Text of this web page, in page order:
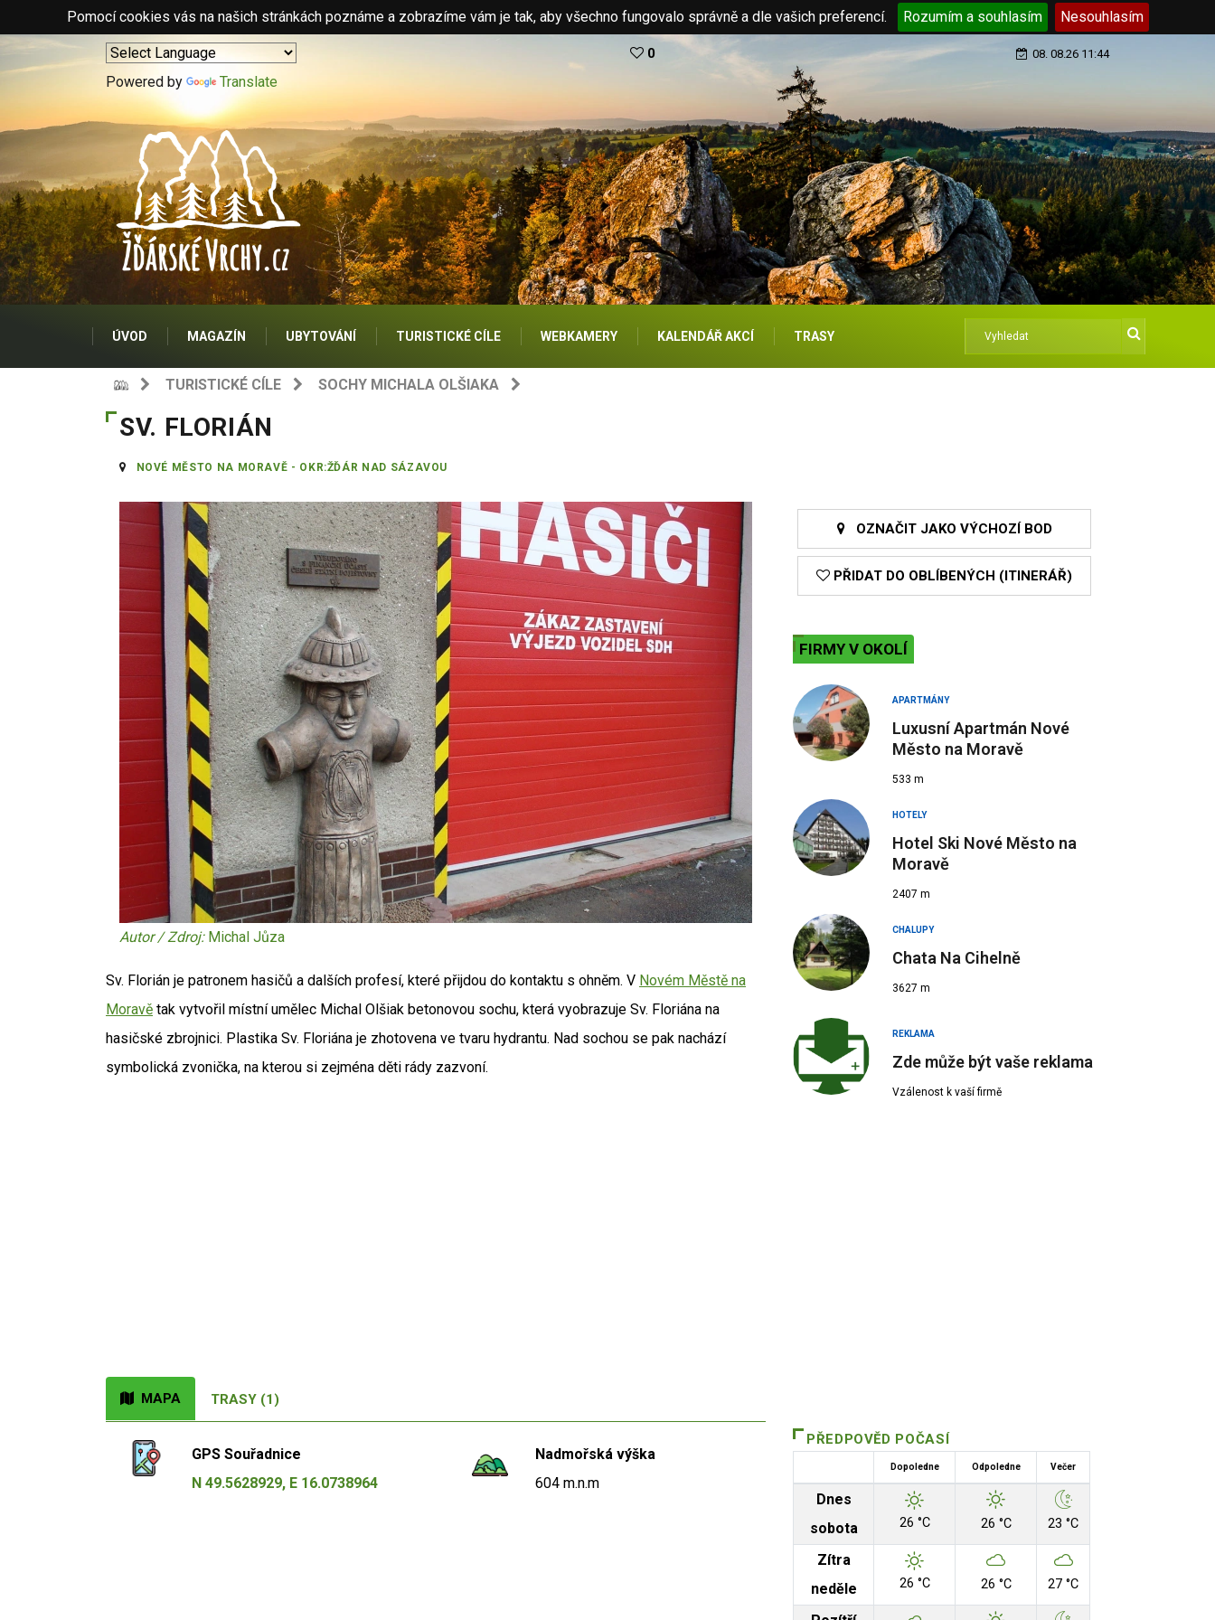
Pomocí cookies vás na našich stránkách poznáme a zobrazíme vám je tak, aby všechno fungovalo správně a dle vašich preferencí. Rozumím a souhlasím Nesouhlasím
Powered by Translate
0 08. 08.26 11:44
ÚVOD MAGAZÍN UBYTOVÁNÍ TURISTICKÉ CÍLE WEBKAMERY KALENDÁŘ AKCÍ TRASY
TURISTICKÉ CÍLE SOCHY MICHALA OLŠIAKA
SV. FLORIÁN
NOVÉ MĚSTO NA MORAVĚ - OKR:ŽĎÁR NAD SÁZAVOU
Autor / Zdroj: Michal Jůza
Sv. Florián je patronem hasičů a dalších profesí, které přijdou do kontaktu s ohněm. V Novém Městě na
Moravě tak vytvořil místní umělec Michal Olšiak betonovou sochu, která vyobrazuje Sv. Floriána na
hasičské zbrojnici. Plastika Sv. Floriána je zhotovena ve tvaru hydrantu. Nad sochou se pak nachází
symbolická zvonička, na kterou si zejména děti rády zazvoní.
MAPA TRASY (1)
GPS Souřadnice
N 49.5628929, E 16.0738964
Nadmořská výška
604 m.n.m
OZNAČIT JAKO VÝCHOZÍ BOD
PŘIDAT DO OBLÍBENÝCH (ITINERÁŘ)
FIRMY V OKOLÍ
APARTMÁNY
Luxusní Apartmán Nové
Město na Moravě
533 m
HOTELY
Hotel Ski Nové Město na
Moravě
2407 m
CHALUPY
Chata Na Cihelně
3627 m
REKLAMA
Zde může být vaše reklama
Vzálenost k vaší firmě
PŘEDPOVĚD POČASÍ
Dopoledne Odpoledne Večer
Dnes
sobota
26 °C 26 °C 23 °C
Zítra
neděle
26 °C 26 °C 27 °C